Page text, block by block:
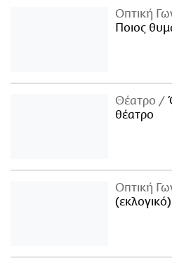
Οπτική
Ποιος
Θέατρο
θέατρο
Οπτική